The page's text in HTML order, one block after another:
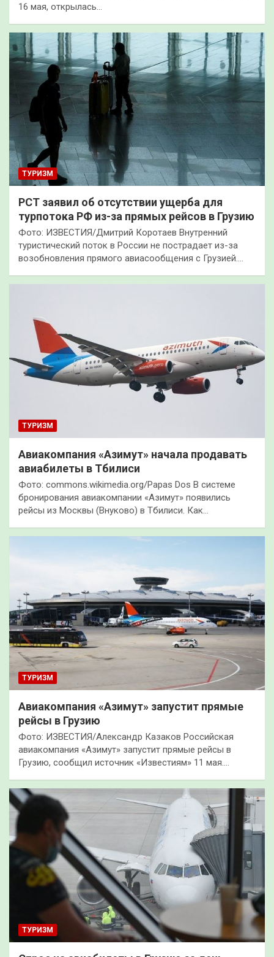
16 мая, открылась…
ТУРИЗМ
РСТ заявил об отсутствии ущерба для
турпотока РФ из-за прямых рейсов в Грузию
Фото: ИЗВЕСТИЯ/Дмитрий Коротаев Внутренний
туристический поток в России не пострадает из-за
возобновления прямого авиасообщения с Грузией.…
ТУРИЗМ
Авиакомпания «Азимут» начала продавать
авиабилеты в Тбилиси
Фото: commons.wikimedia.org/Papas Dos В системе
бронирования авиакомпании «Азимут» появились
рейсы из Москвы (Внуково) в Тбилиси. Как…
ТУРИЗМ
Авиакомпания «Азимут» запустит прямые
рейсы в Грузию
Фото: ИЗВЕСТИЯ/Александр Казаков Российская
авиакомпания «Азимут» запустит прямые рейсы в
Грузию, сообщил источник «Известиям» 11 мая.…
ТУРИЗМ